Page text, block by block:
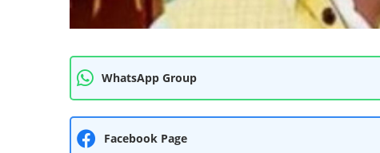
WhatsApp Group
Facebook Page